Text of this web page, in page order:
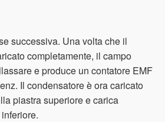
successiva. Una volta che il
completamente, il campo
e produce un contatore EMF
Il condensatore è ora caricato
piastra superiore e carica